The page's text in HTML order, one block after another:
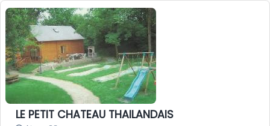
LE PETIT CHATEAU THAILANDAIS